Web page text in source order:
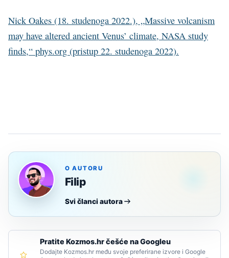
Nick Oakes (18. studenoga 2022.), „Massive volcanism
may have altered ancient Venus’ climate, NASA study
finds,“ phys.org (pristup 22. studenoga 2022).
O AUTORU
Filip
Svi članci autora
Pratite Kozmos.hr češće na Googleu
Dodajte Kozmos.hr među svoje preferirane izvore i Google